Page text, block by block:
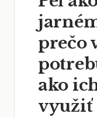
prečo
ako
využiť